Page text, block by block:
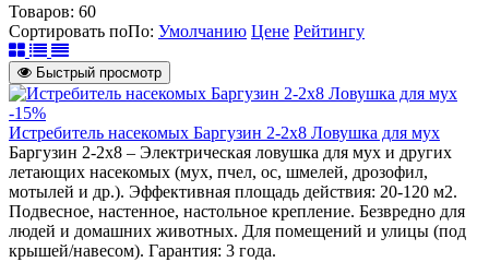
Товаров: 60
Сортировать поПо: Умолчанию Цене Рейтингу
Быстрый просмотр
-15%
Истребитель насекомых Баргузин 2-2x8 Ловушка для мух
Баргузин 2-2х8 – Электрическая ловушка для мух и других
летающих насекомых (мух, пчел, ос, шмелей, дрозофил,
мотылей и др.). Эффективная площадь действия: 20-120 м2.
Подвесное, настенное, настольное крепление. Безвредно для
людей и домашних животных. Для помещений и улицы (под
крышей/навесом). Гарантия: 3 года.